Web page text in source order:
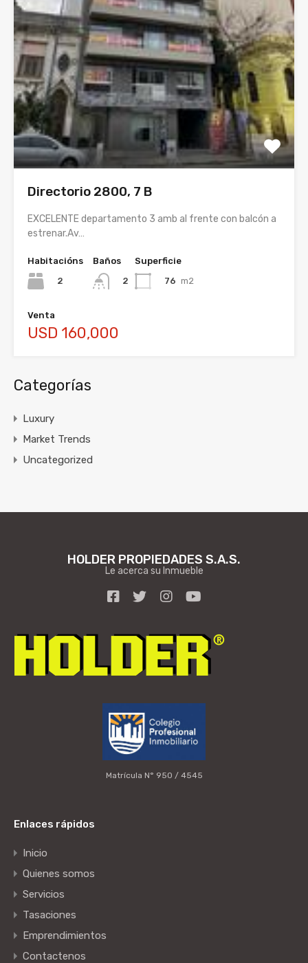
Directorio 2800, 7 B
EXCELENTE departamento 3 amb al frente con balcón a
estrenar.Av…
Habitacións
2
Baños
2
Superficie
76 m2
Venta
USD 160,000
Categorías
Luxury
Market Trends
Uncategorized
HOLDER PROPIEDADES S.A.S.
Le acerca su Inmueble
Matrícula N° 950 / 4545
Enlaces rápidos
Inicio
Quienes somos
Servicios
Tasaciones
Emprendimientos
Contactenos